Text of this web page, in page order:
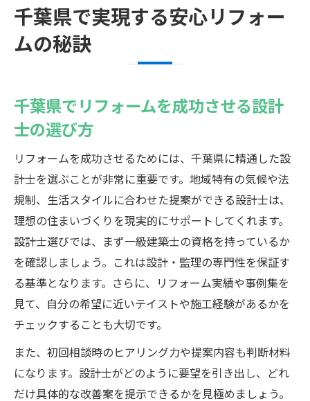
千葉県で実現する安心リフォー
ムの秘訣
千葉県でリフォームを成功させる設計
士の選び方
リフォームを成功させるためには、千葉県に精通した設
計士を選ぶことが非常に重要です。地域特有の気候や法
規制、生活スタイルに合わせた提案ができる設計士は、
理想の住まいづくりを現実的にサポートしてくれます。
設計士選びでは、まず一級建築士の資格を持っているか
を確認しましょう。これは設計・監理の専門性を保証す
る基準となります。さらに、リフォーム実績や事例集を
見て、自分の希望に近いテイストや施工経験があるかを
チェックすることも大切です。
また、初回相談時のヒアリング力や提案内容も判断材料
になります。設計士がどのように要望を引き出し、どれ
だけ具体的な改善案を提示できるかを見極めましょう。